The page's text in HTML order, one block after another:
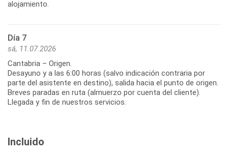
Día 7
sá, 11.07.2026
Cantabria – Origen.
Desayuno y a las 6:00 horas (salvo indicación contraria por
parte del asistente en destino), salida hacia el punto de origen.
Breves paradas en ruta (almuerzo por cuenta del cliente).
Incluido